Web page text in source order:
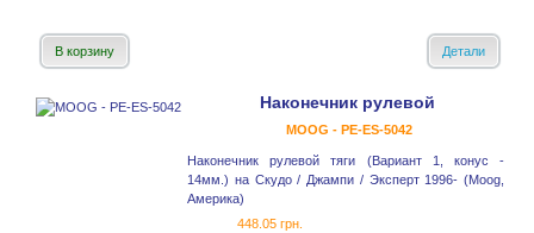
В корзину Детали
Наконечник рулевой
MOOG - PE-ES-5042
Наконечник рулевой тяги (Вариант 1, конус -
14мм.) на Скудо / Джампи / Эксперт 1996- (Moog,
Америка)
448.05 грн.